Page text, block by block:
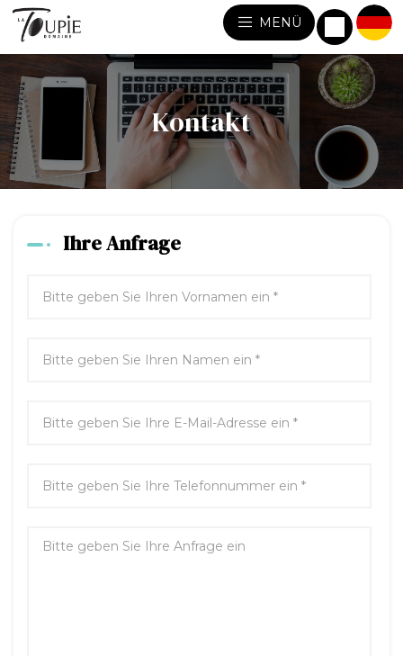
MENÜ
Kontakt
Ihre Anfrage